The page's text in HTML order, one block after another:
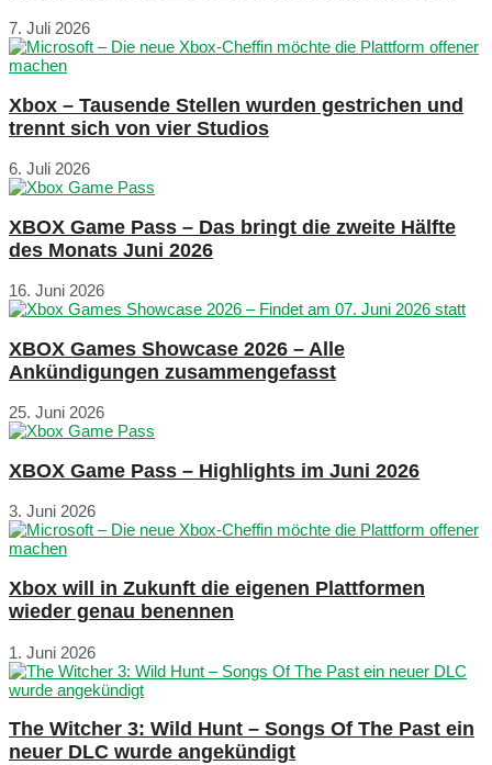
7. Juli 2026
Xbox – Tausende Stellen wurden gestrichen und
trennt sich von vier Studios
6. Juli 2026
XBOX Game Pass – Das bringt die zweite Hälfte
des Monats Juni 2026
16. Juni 2026
XBOX Games Showcase 2026 – Alle
Ankündigungen zusammengefasst
25. Juni 2026
XBOX Game Pass – Highlights im Juni 2026
3. Juni 2026
Xbox will in Zukunft die eigenen Plattformen
wieder genau benennen
1. Juni 2026
The Witcher 3: Wild Hunt – Songs Of The Past ein
neuer DLC wurde angekündigt